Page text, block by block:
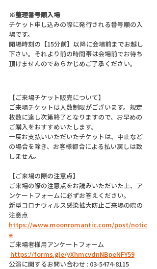
※整理番号順入場
チケット申し込みの際に発行される番号順の入
場です。
開場時刻の【15分前】以降に会場前までお越し
下さい。それより前の時間帯は会場前でお待ち
頂けませんのであらかじめご了承ください。
【ご来場チケット販売について】
ご来場チケットは人数制限がございます。規定
枚数に達し次第終了となりますので、お早めの
ご購入をおすすめいたします。
一度お支払いいただいたチケットは、中止など
の場合を除き、お客様都合による払い戻しは致
しません。
【ご来場の際の注意点】
ご来場の際の注意点をお読みいただいた上、ア
ンケートフォームに必ずお答えください。
新型コロナウィルス感染拡大防止ご来場の際の
注意点
https://www.moonromantic.com/post/notic
e
ご来場者様用アンケートフォーム
https://forms.gle/yXhmcvdnNBpeNFY59
公演に関するお問い合わせ : 03-5474-8115